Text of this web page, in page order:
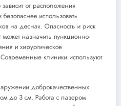
от расположения
использовать
на деснах. Опасность и риск
назначить пункционно-
и хирургическое
клиники используют
доброкачественных
до 3 см. Работа с лазером